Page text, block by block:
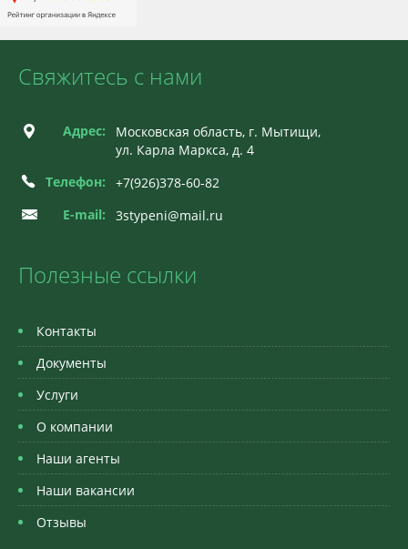
Свяжитесь с нами
Адрес:
Московская область, г. Мытищи,
ул. Карла Маркса, д. 4
Телефон:
+7(926)378-60-82
E-mail:
3stypeni@mail.ru
Полезные ссылки
Контакты
Документы
Услуги
О компании
Наши агенты
Наши вакансии
Отзывы